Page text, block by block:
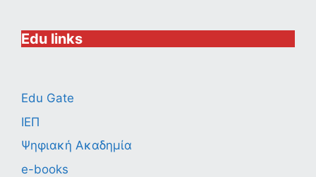
Edu links
Edu Gate
ΙΕΠ
Ψηφιακή Ακαδημία
e-books